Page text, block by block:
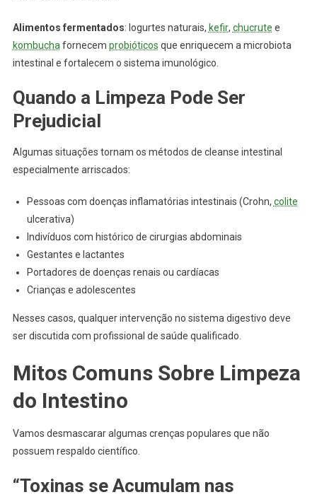
Alimentos fermentados: Iogurtes naturais, kefir, chucrute e
kombucha fornecem probióticos que enriquecem a microbiota
intestinal e fortalecem o sistema imunológico.
Quando a Limpeza Pode Ser
Prejudicial
Algumas situações tornam os métodos de cleanse intestinal
especialmente arriscados:
Pessoas com doenças inflamatórias intestinais (Crohn, colite
ulcerativa)
Indivíduos com histórico de cirurgias abdominais
Gestantes e lactantes
Portadores de doenças renais ou cardíacas
Crianças e adolescentes
Nesses casos, qualquer intervenção no sistema digestivo deve
ser discutida com profissional de saúde qualificado.
Mitos Comuns Sobre Limpeza
do Intestino
Vamos desmascarar algumas crenças populares que não
possuem respaldo científico.
“Toxinas se Acumulam nas